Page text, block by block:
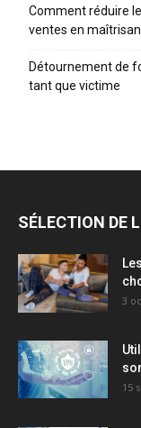
Comment réduire
ventes en
Détournement de
tant que victime
SÉLECTION DE
3
15